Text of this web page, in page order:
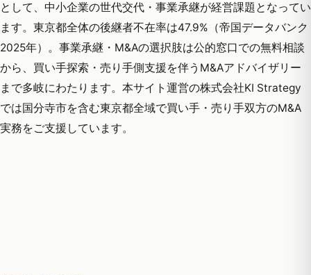
として、中小企業の世代交代・事業承継が経営課題となってい
ます。東京都全体の後継者不在率は47.9%（帝国データバンク
2025年）。事業承継・M&Aの選択肢は公的窓口での無料相談
から、買い手探索・売り手側支援を伴うM&Aアドバイザリー
まで多岐にわたります。本サイト運営の株式会社KI Strategy
では国分寺市を含む東京都全域で買い手・売り手双方のM&A
実務をご支援しています。